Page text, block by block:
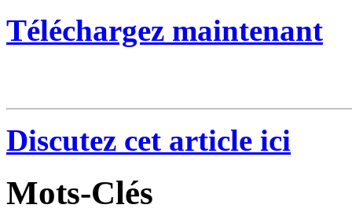
Téléchargez maintenant
Discutez cet article ici
Mots-Clés